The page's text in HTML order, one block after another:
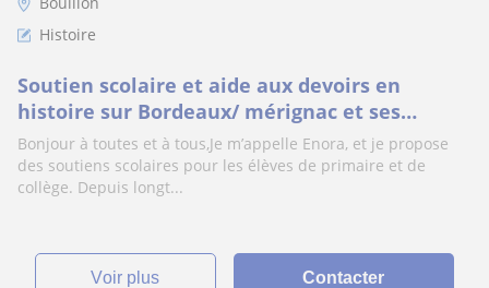
Histoire
Soutien scolaire et aide aux devoirs en
histoire sur Bordeaux/ mérignac et ses
alentours
Bonjour à toutes et à tous,Je m’appelle Enora, et je propose
des soutiens scolaires pour les élèves de primaire et de
collège. Depuis longt...
voir plus Contacter